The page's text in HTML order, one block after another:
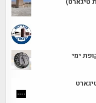
ימי